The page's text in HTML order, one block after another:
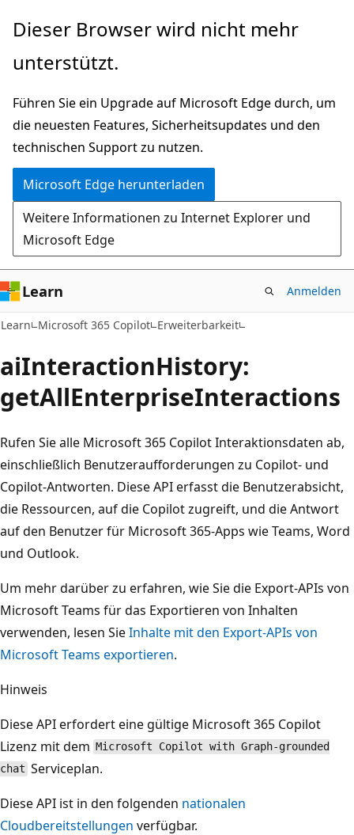
Zu
wechseln
Dieser Browser wird nicht mehr
unterstützt.
Führen Sie ein Upgrade auf Microsoft Edge durch, um
die neuesten Features, Sicherheitsupdates und den
technischen Support zu nutzen.
Microsoft Edge herunterladen
Weitere Informationen zu Internet Explorer und
Microsoft Edge
Learn Anmelden
Learn Microsoft 365 Copilot Erweiterbarkeit
aiInteractionHistory:
getAllEnterpriseInteractions
Rufen Sie alle Microsoft 365 Copilot Interaktionsdaten ab,
einschließlich Benutzeraufforderungen zu Copilot- und
Copilot-Antworten. Diese API erfasst die Benutzerabsicht,
die Ressourcen, auf die Copilot zugreift, und die Antwort
auf den Benutzer für Microsoft 365-Apps wie Teams, Word
und Outlook.
Um mehr darüber zu erfahren, wie Sie die Export-APIs von
Microsoft Teams für das Exportieren von Inhalten
verwenden, lesen SieInhalte mit den Export-APIs von
Microsoft Teams exportieren.
Hinweis
Diese API erfordert eine gültige Microsoft 365 Copilot
Lizenz mit dem Microsoft Copilot with Graph‑grounded
chat Serviceplan.
Diese API ist in den folgenden nationalen
Cloudbereitstellungen verfügbar.